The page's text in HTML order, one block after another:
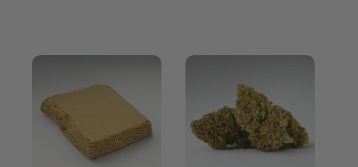
peuvent
choisies
sur
la
page
du
produit